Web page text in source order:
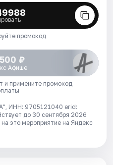
промокод
₽
Афише
и примените промокод
ИНН: 9705121040 erid:
до 30 сентября 2026
это мероприятие на Яндекс